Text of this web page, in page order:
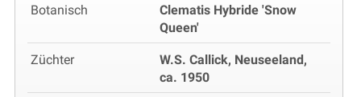
Botanisch
Clematis Hybride 'Snow
Queen'
Züchter
W.S. Callick, Neuseeland,
ca. 1950